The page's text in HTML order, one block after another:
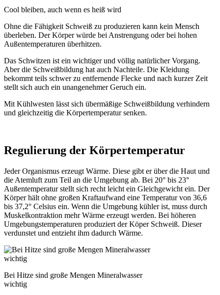
Cool bleiben, auch wenn es heiß wird
Ohne die Fähigkeit Schweiß zu produzieren kann kein Mensch
überleben. Der Körper würde bei Anstrengung oder bei hohen
Außentemperaturen überhitzen.
Das Schwitzen ist ein wichtiger und völlig natürlicher Vorgang.
Aber die Schweißbildung hat auch Nachteile. Die Kleidung
bekommt teils schwer zu entfernende Flecke und nach kurzer Zeit
stellt sich auch ein unangenehmer Geruch ein.
Mit Kühlwesten lässt sich übermäßige Schweißbildung verhindern
und gleichzeitig die Körpertemperatur senken.
Regulierung der Körpertemperatur
Jeder Organismus erzeugt Wärme. Diese gibt er über die Haut und
die Atemluft zum Teil an die Umgebung ab. Bei 20° bis 23°
Außentemperatur stellt sich recht leicht ein Gleichgewicht ein. Der
Körper hält ohne großen Kraftaufwand eine Temperatur von 36,6
bis 37,2° Celsius ein. Wenn die Umgebung kühler ist, muss durch
Muskelkontraktion mehr Wärme erzeugt werden. Bei höheren
Umgebungstemperaturen produziert der Köper Schweiß. Dieser
verdunstet und entzieht ihm dadurch Wärme.
Bei Hitze sind große Mengen Mineralwasser
wichtig